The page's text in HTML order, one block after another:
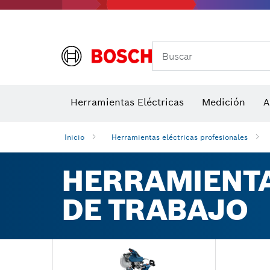
Buscar
Herramientas Eléctricas Medición
Inicio Herramientas eléctricas profesionales
DE TRABAJO